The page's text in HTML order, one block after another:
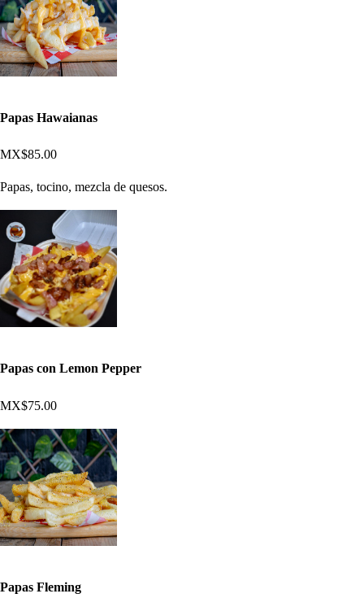
Papas Hawaianas
MX$85.00
Papas, tocino, mezcla de quesos.
Papas con Lemon Pepper
MX$75.00
Papas Fleming